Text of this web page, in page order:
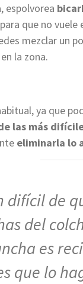
espolvorea
que no
mezclar un
la zona.
ya que
las más
eliminarla lo
difícil de
del
es
que lo